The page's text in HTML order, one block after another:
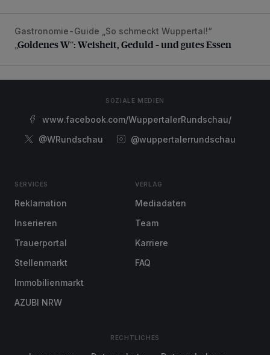
„Goldenes W“: Weisheit, Geduld – und gutes Essen
Gastronomie-Guide „So schmeckt Wuppertal!“
„Goldenes W“: Weisheit, Geduld – und gutes Essen
SOZIALE MEDIEN
www.facebook.com/WuppertalerRundschau/
@WRundschau
@wuppertalerrundschau
SERVICES
Reklamation
Inserieren
Trauerportal
Stellenmarkt
Immobilienmarkt
AZUBI NRW
VERLAG
Mediadaten
Team
Karriere
FAQ
RECHTLICHES